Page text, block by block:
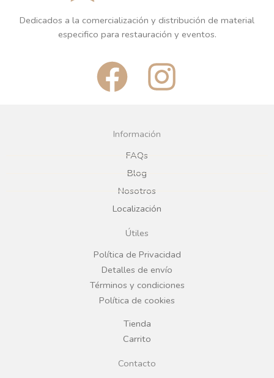
Dedicados a la comercialización y distribución de material
especifico para restauración y eventos.
F
a
c
e
b
o
o
k
I
n
g
r
a
Información
FAQs
Blog
Nosotros
Localización
Útiles
Política de Privacidad
Detalles de envío
Términos y condiciones
Política de cookies
Tienda
Carrito
Contacto